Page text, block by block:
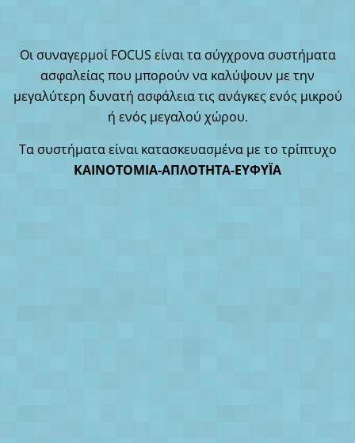
Οι συναγερμοί FOCUS είναι τα σύγχρονα συστήματα
ασφαλείας που μπορούν να καλύψουν με την
μεγαλύτερη δυνατή ασφάλεια τις ανάγκες ενός μικρού
ή ενός μεγαλού χώρου.
Τα συστήματα είναι κατασκευασμένα με το τρίπτυχο
ΚΑΙΝΟΤΟΜΙΑ-ΑΠΛΟΤΗΤΑ-ΕΥΦΥΪΑ